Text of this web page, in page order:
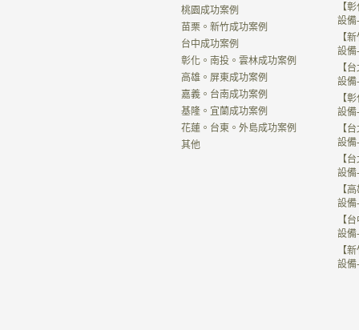
桃園成功案例
苗栗。新竹成功案例
台中成功案例
彰化。南投。雲林成功案例
高雄。屏東成功案例
嘉義。台南成功案例
基隆。宜蘭成功案例
花蓮。台東。外島成功案例
其他
【
設備
【
設備
【
設備
【
設備
【
設備
【
設備
【
設備
【
設備
【
設備